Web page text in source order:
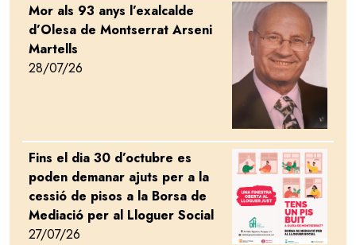
Mor als 93 anys l’exalcalde
d’Olesa de Montserrat Arseni
Martells
28/07/26
Image
Fins el dia 30 d’octubre es
poden demanar ajuts per a la
cessió de pisos a la Borsa de
Mediació per al Lloguer Social
27/07/26
Image